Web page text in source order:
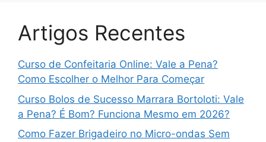
Artigos Recentes
Curso de Confeitaria Online: Vale a Pena?
Como Escolher o Melhor Para Começar
Curso Bolos de Sucesso Marrara Bortoloti: Vale
a Pena? É Bom? Funciona Mesmo em 2026?
Como Fazer Brigadeiro no Micro-ondas Sem